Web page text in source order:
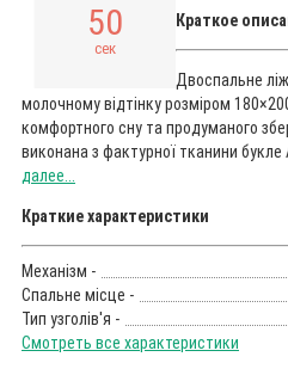
50
сек
Краткое
Двоспальне
молочному відтінку розміром
комфортного сну та продуманого
виконана з фактурної тканини букле
далее...
Краткие характеристики
Механізм -
Спальне місце -
Тип узголів'я -
Смотреть все характеристики